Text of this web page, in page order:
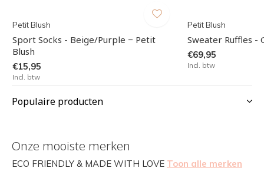
Petit Blush
Sport Socks - Beige/Purple − Petit
Blush
€15,95
Incl. btw
Petit Blush
Sweater Ruffles -
€69,95
Incl. btw
Populaire producten
Onze mooiste merken
ECO FRIENDLY & MADE WITH LOVE Toon alle merken